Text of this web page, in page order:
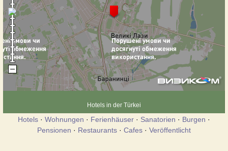
Hotels in der Türkei
Hotels · Wohnungen · Ferienhäuser · Sanatorien · Burgen ·
Pensionen · Restaurants · Cafes · Veröffentlicht